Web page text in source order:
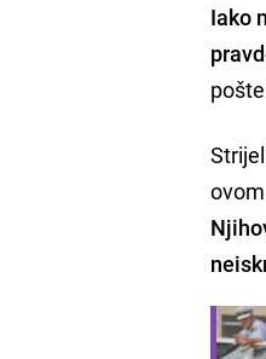
Iako